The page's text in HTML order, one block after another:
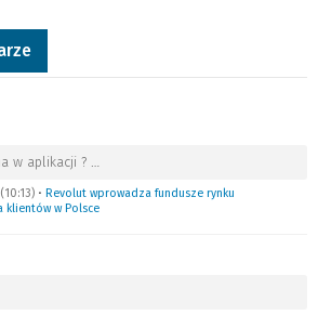
w aplikacji ? …
• Revolut wprowadza fundusze rynku
klientów w Polsce